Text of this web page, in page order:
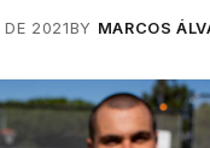
DE 2021BY MARCOS